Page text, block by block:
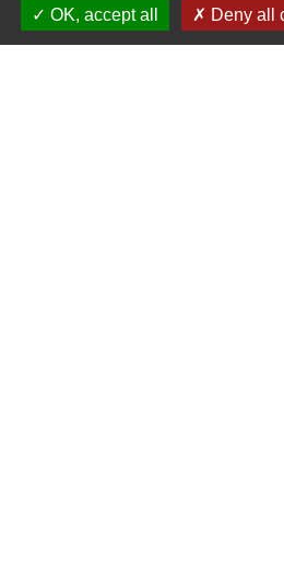
Commune de
11, rue de
OK, accept all
Deny all